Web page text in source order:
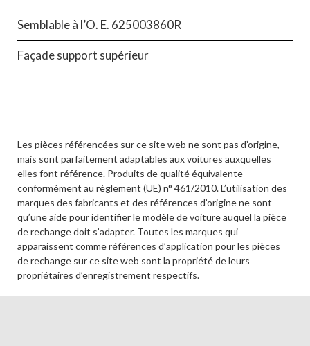
Semblable à l’O. E. 625003860R
Façade support supérieur
Les pièces référencées sur ce site web ne sont pas d’origine,
mais sont parfaitement adaptables aux voitures auxquelles
elles font référence. Produits de qualité équivalente
conformément au règlement (UE) n° 461/2010. L’utilisation des
marques des fabricants et des références d’origine ne sont
qu’une aide pour identifier le modèle de voiture auquel la pièce
de rechange doit s’adapter. Toutes les marques qui
apparaissent comme références d’application pour les pièces
de rechange sur ce site web sont la propriété de leurs
propriétaires d’enregistrement respectifs.